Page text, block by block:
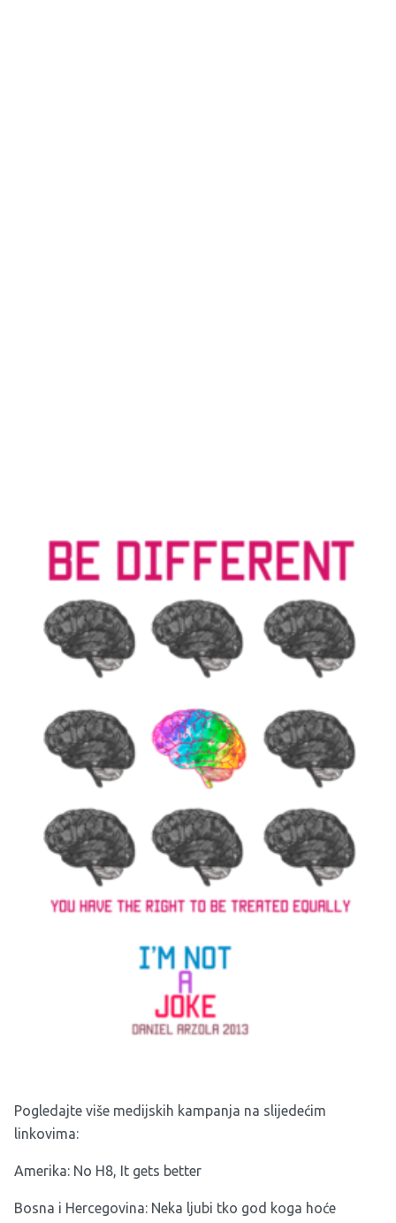
Pogledajte više medijskih kampanja na slijedećim
linkovima:
Amerika: No H8, It gets better
Bosna i Hercegovina: Neka ljubi tko god koga hoće